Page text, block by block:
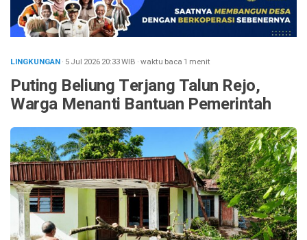
LINGKUNGAN· 5 Jul 202620:33WIB ·waktu baca 1 menit
Puting Beliung Terjang Talun Rejo,
Warga Menanti Bantuan Pemerintah